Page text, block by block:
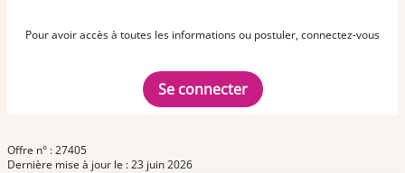
Pour avoir accès à toutes les informations ou postuler, connectez-vous
Se connecter
Offre n° : 27405
Dernière mise à jour le : 23 juin 2026